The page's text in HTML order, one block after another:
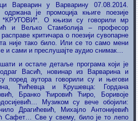
Варварин у Варварину 07.08.2014.
је промоција књиге поезије
*КРУГОВИ*. О књизи су говорили мр
и Вељко Стамболија – професор
критичара о поезији сувопарне
није тако било. Или се то само мени
и сами и преслушајте аудио снимак…
и остале детаље програма који је
Васић, новинар из Варварина и
поред аутора говорили су и његови
Ћићевца и Крушевца: Гордана
Бранко Ћировић Ћиро, Боривоје
Музиком су вече обојили:
Драгићевић, Михајло Антонијевић
Сафет… Све у свему, било је то лепо